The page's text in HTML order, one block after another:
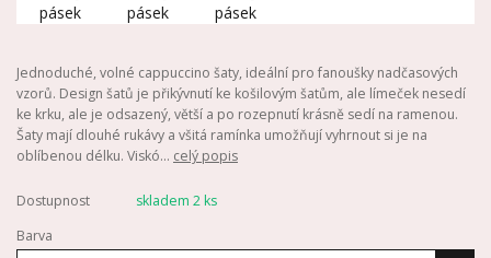
Jednoduché, volné cappuccino šaty, ideální pro fanoušky nadčasových
vzorů. Design šatů je přikývnutí ke košilovým šatům, ale límeček nesedí
ke krku, ale je odsazený, větší a po rozepnutí krásně sedí na ramenou.
Šaty mají dlouhé rukávy a všitá ramínka umožňují vyhrnout si je na
oblíbenou délku. Viskó... celý popis
Dostupnost
skladem 2 ks
Barva